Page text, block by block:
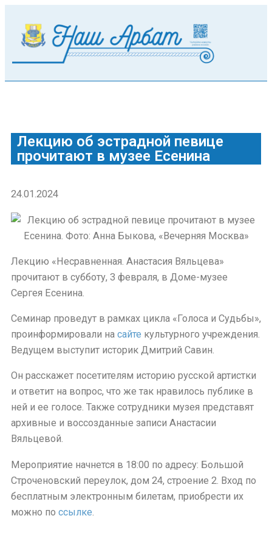
Лекцию об эстрадной певице
прочитают в музее Есенина
24.01.2024
Лекцию «Несравненная. Анастасия Вяльцева»
прочитают в субботу, 3 февраля, в Доме-музее
Сергея Есенина.
Семинар проведут в рамках цикла «Голоса и Судьбы»,
проинформировали на сайте культурного учреждения.
Ведущем выступит историк Дмитрий Савин.
Он расскажет посетителям историю русской артистки
и ответит на вопрос, что же так нравилось публике в
ней и ее голосе. Также сотрудники музея представят
архивные и воссозданные записи Анастасии
Вяльцевой.
Мероприятие начнется в 18:00 по адресу: Большой
Строченовский переулок, дом 24, строение 2. Вход по
бесплатным электронным билетам, приобрести их
можно по ссылке